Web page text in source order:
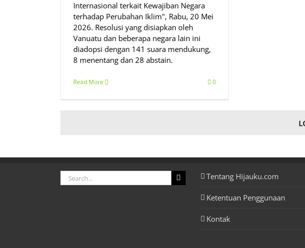
Internasional terkait Kewajiban Negara
terhadap Perubahan Iklim", Rabu, 20 Mei
2026. Resolusi yang disiapkan oleh
Vanuatu dan beberapa negara lain ini
diadopsi dengan 141 suara mendukung,
8 menentang dan 28 abstain.
Read More 0
Search
for:
Tentang Hijauku.com
Ketentuan Penggunaan
Kontak